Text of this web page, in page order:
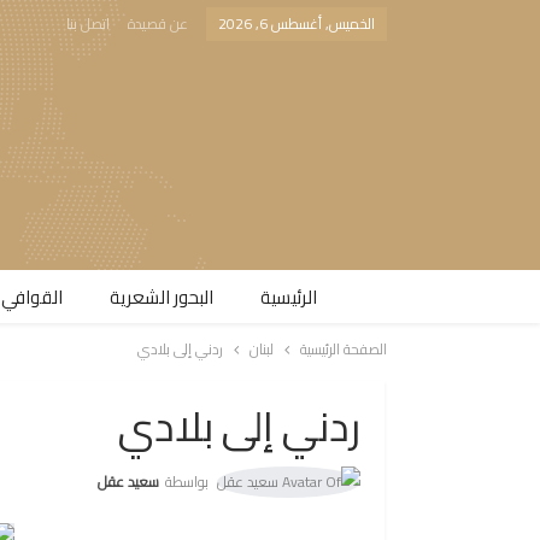
الخميس, أغسطس 6, 2026 عن قصيدة اتصل بنا
الرئيسية البحور الشعرية​
الصفحة الرئيسية لبنان ردني إلى بلادي
ردني إلى بلادي
بواسطة سعيد عقل